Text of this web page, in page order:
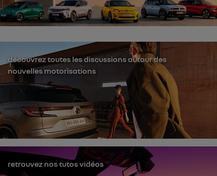
découvrez toutes les discussions autour des
nouvelles motorisations
retrouvez nos tutos vidéos